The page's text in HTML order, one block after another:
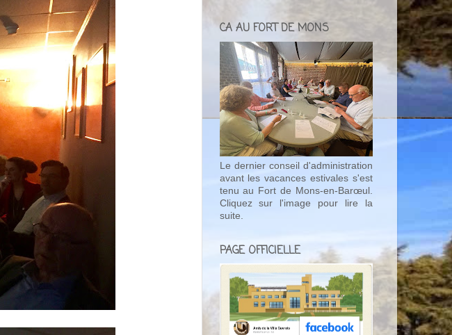
CA AU FORT DE MONS
Le dernier conseil d'administration
avant les vacances estivales s'est
tenu au Fort de Mons-en-Barœul.
Cliquez sur l'image pour lire la
suite.
PAGE OFFICIELLE